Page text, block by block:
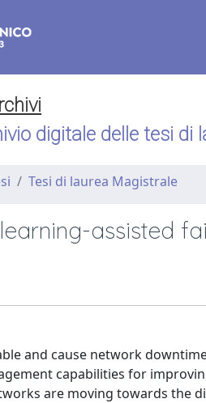
digitale delle tesi
Tesi di laurea Magistrale
assisted
and cause network
capabilities for
are moving towards the